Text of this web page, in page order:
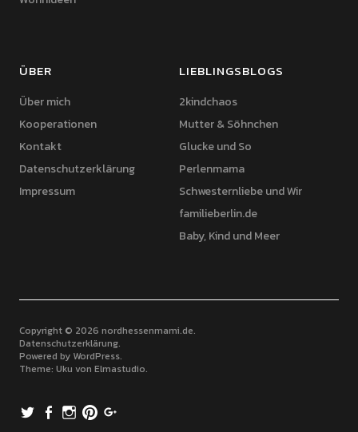
ÜBER
Über mich
Kooperationen
Kontakt
Datenschutzerklärung
Impressum
LIEBLINGSBLOGS
2kindchaos
Mutter & Söhnchen
Glucke und So
Perlenmama
Schwesternliebe und Wir
familieberlin.de
Baby, Kind und Meer
Copyright © 2026 nordhessenmami.de
Datenschutzerklärung
Powered by WordPress
Theme: Uku von Elmastudio